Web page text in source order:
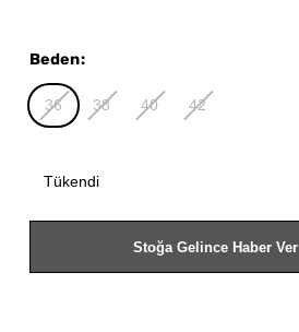
Beden:
36 38 40 42
Tükendi
Stoğa Gelince Haber Ver